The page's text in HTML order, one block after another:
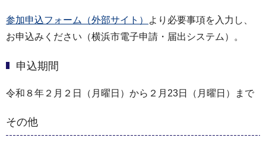
参加申込フォーム（外部サイト）
より必要事項を入力し、
お申込みください（横浜市電子申請・届出システム）。
申込期間
令和８年２月２日（月曜日）から２月23日（月曜日）まで
その他